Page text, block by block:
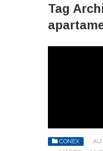
Tag
CONEX